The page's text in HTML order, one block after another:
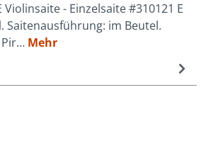
- Einzelsaite #310121 E
Saitenausführung: im Beutel.
Pir… Mehr